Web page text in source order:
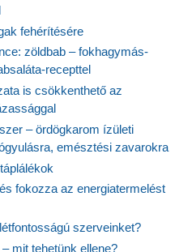
fehérítésére
zöldbab – fokhagymás-
recepttel
is csökkenthető az
– ördögkarom ízületi
emésztési zavarokra
fokozza az energiatermelést
szerveinket?
mit tehetünk ellene?